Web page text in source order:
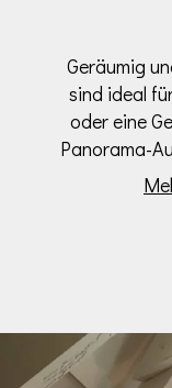
Geräumig
sind ideal
oder eine
Panorama-